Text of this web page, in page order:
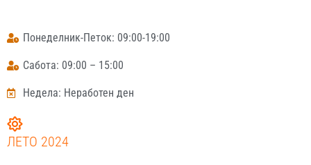
Понеделник-Петок: 09:00-19:00
Сабота: 09:00 – 15:00
Недела: Неработен ден
ЛЕТО 2024